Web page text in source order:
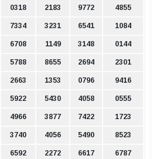
0318 2183 9772 4855
7334 3231 6541 1084
6708 1149 3148 0144
5788 8655 2694 2301
2663 1353 0796 9416
5922 5430 4058 0555
4966 3877 7422 1723
3740 4056 5490 8523
6592 2272 6617 6787